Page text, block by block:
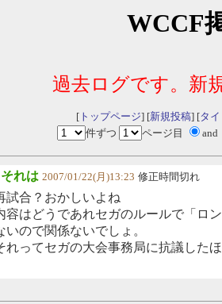
WCCF
過去ログです。新
[トップページ] [新規投稿] [タ
件ずつ
ページ目 and
それは 2007/01/22(月)13:23 修正時間切れ
試合？おかしいよね
容はどうであれセガのルールで「ロ
いので関係ないでしょ。
れってセガの大会事務局に抗議した